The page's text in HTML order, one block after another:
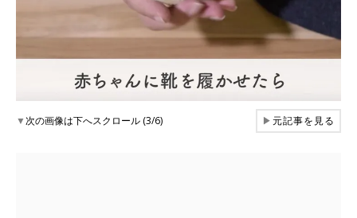
▼次の画像は下へスクロール (3/6) ▶元記事を見る